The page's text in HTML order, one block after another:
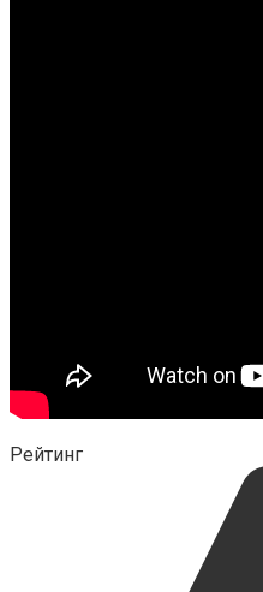
Рейтинг